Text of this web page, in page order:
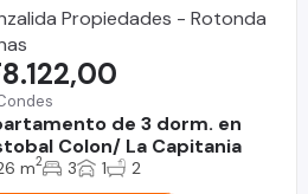
Propiedades - Rotonda
de 3 dorm. en
Colon/ La Capitania
m2 3 1 2